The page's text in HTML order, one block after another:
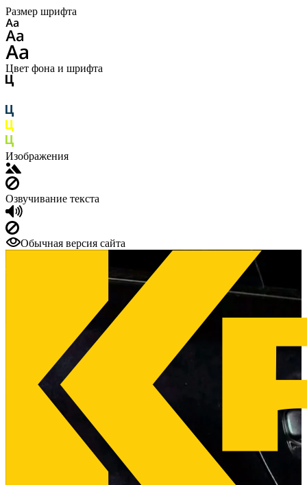
Размер шрифта
Цвет фона и шрифта
Изображения
Озвучивание текста
Обычная версия сайта